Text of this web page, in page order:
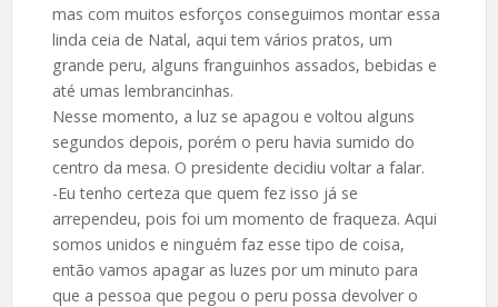
mas com muitos esforços conseguimos montar essa
linda ceia de Natal, aqui tem vários pratos, um
grande peru, alguns franguinhos assados, bebidas e
até umas lembrancinhas.
Nesse momento, a luz se apagou e voltou alguns
segundos depois, porém o peru havia sumido do
centro da mesa. O presidente decidiu voltar a falar.
-Eu tenho certeza que quem fez isso já se
arrependeu, pois foi um momento de fraqueza. Aqui
somos unidos e ninguém faz esse tipo de coisa,
então vamos apagar as luzes por um minuto para
que a pessoa que pegou o peru possa devolver o